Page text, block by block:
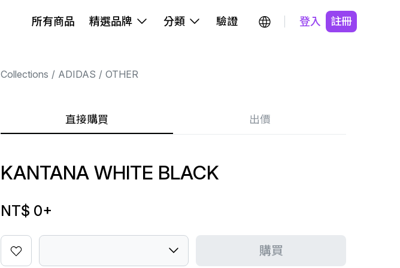
所有商品 精選品牌 分類 驗證 登入 註冊
Collections ADIDAS OTHER
直接購買 出價
KANTANA WHITE BLACK
NT$ 0+
購買